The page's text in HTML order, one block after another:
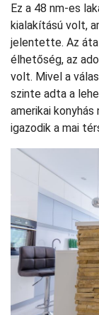
Ez a 48 nm-es
kialakítású volt,
jelentette. Az
élhetőség, az
volt. Mivel a
szinte adta a
amerikai
igazodik a mai